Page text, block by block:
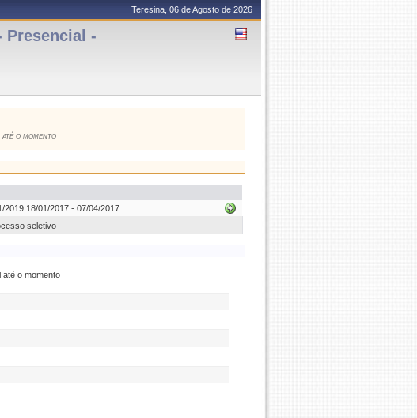
Teresina, 06 de Agosto de 2026
Presencial -
o momento
2019 18/01/2017 - 07/04/2017
seletivo
até o momento